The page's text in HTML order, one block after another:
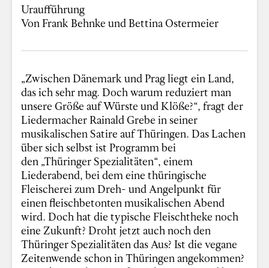
Uraufführung
Von Frank Behnke und Bettina Ostermeier
„Zwischen Dänemark und Prag liegt ein Land,
das ich sehr mag. Doch warum reduziert man
unsere Größe auf Würste und Klöße?“, fragt der
Liedermacher Rainald Grebe in seiner
musikalischen Satire auf Thüringen. Das Lachen
über sich selbst ist Programm bei
den „Thüringer Spezialitäten“, einem
Liederabend, bei dem eine thüringische
Fleischerei zum Dreh- und Angelpunkt für
einen fleischbetonten musikalischen Abend
wird. Doch hat die typische Fleischtheke noch
eine Zukunft? Droht jetzt auch noch den
Thüringer Spezialitäten das Aus? Ist die vegane
Zeitenwende schon in Thüringen angekommen?